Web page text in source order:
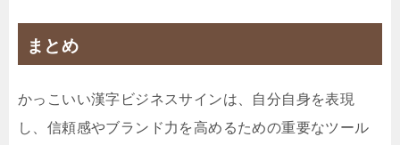
まとめ
かっこいい漢字ビジネスサインは、自分自身を表現
し、信頼感やブランド力を高めるための重要なツール